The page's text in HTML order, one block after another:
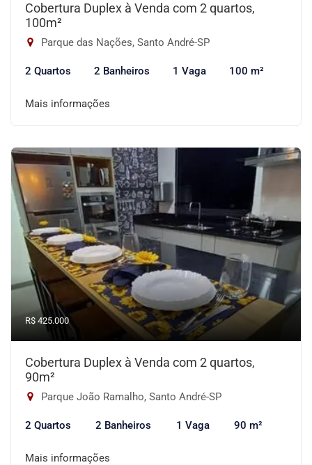
Cobertura Duplex à Venda com 2 quartos,
100m²
Parque das Nações, Santo André-SP
2 Quartos 2 Banheiros 1 Vaga 100 m²
Mais informações
R$ 425.000
Cobertura Duplex à Venda com 2 quartos,
90m²
Parque João Ramalho, Santo André-SP
2 Quartos 2 Banheiros 1 Vaga 90 m²
Mais informações